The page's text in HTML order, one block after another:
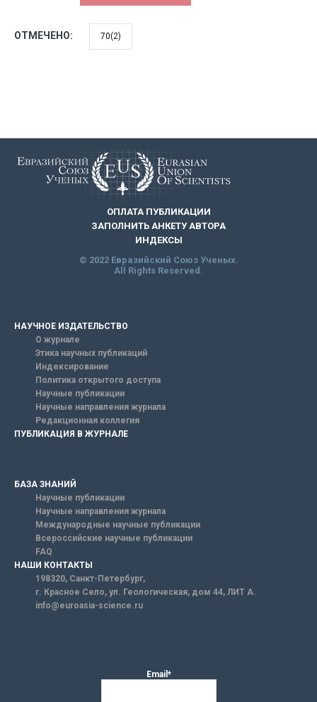
ОТМЕЧЕНО: 70(2)
ОПЛАТА ПУБЛИКАЦИИ
ЗАПОЛНИТЬ АНКЕТУ АВТОРА
ИНДЕКСЫ
© 2022 Евразийский Союз Ученых.
All Rights Reserved.
НАУЧНОЕ ИЗДАТЕЛЬСТВО
О журнале
Этика научных публикаций
Индексирование
Политика открытого доступа
Научные публикации
Научные направления журнала
Редакционная коллегия
ПУБЛИКАЦИЯ В ЖУРНАЛЕ
БАЗА ЗНАНИЙ
Научные публикации
Научные направления журнала
Международные научные публикации
Всероссийские научные публикации
FAQ
НАШИ КОНТАКТЫ
198320, Санкт-Петербург,
г. Красное Село, ул. Геологическая, дом 44, ЛИТ А.
info@euroasia-science.ru
Email*